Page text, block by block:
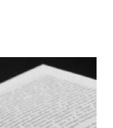
Faretti
Plafoniere